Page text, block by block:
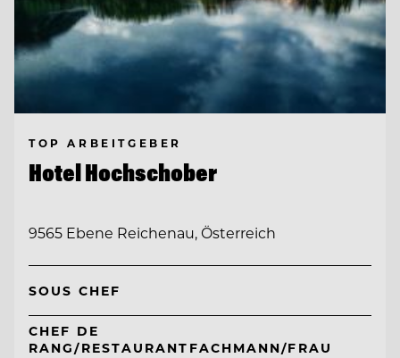
TOP ARBEITGEBER
Hotel Hochschober
9565 Ebene Reichenau, Österreich
SOUS CHEF
CHEF DE
RANG/RESTAURANTFACHMANN/FRAU